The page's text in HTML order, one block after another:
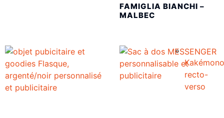
Kakémono
recto-
verso
FAMIGLIA BIANCHI –
MALBEC